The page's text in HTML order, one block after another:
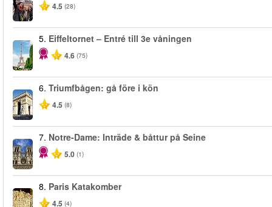
4.5 (28)
5. Eiffeltornet – Entré till 3e våningen
4.6 (75)
6. Triumfbågen: gå före i kön
4.5 (8)
7. Notre-Dame: Inträde & båttur på Seine
5.0 (1)
8. Paris Katakomber
4.5 (4)